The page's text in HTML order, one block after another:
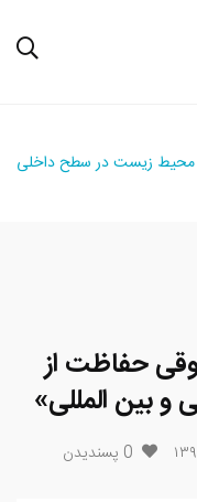
زیست در سطح داخلی
حفاظت از
بین المللی»
0 پسندیدن